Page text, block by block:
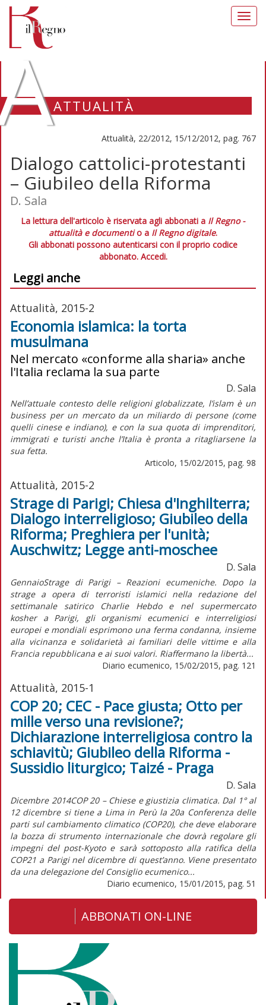
ATTUALITÀ
Attualità, 22/2012, 15/12/2012, pag. 767
Dialogo cattolici-protestanti
– Giubileo della Riforma
D. Sala
La lettura dell'articolo è riservata agli abbonati a Il Regno -
attualità e documentio a Il Regno digitale.
Gli abbonati possono autenticarsi con il proprio codice
abbonato. Accedi.
Leggi anche
Attualità, 2015-2
Economia islamica: la torta
musulmana
Nel mercato «conforme alla sharia» anche
l'Italia reclama la sua parte
D. Sala
Nell’attuale contesto delle religioni globalizzate, l’islam è un
business per un mercato da un miliardo di persone (come
quelli cinese e indiano), e con la sua quota di imprenditori,
immigrati e turisti anche l’Italia è pronta a ritagliarsene la
sua fetta.
Articolo, 15/02/2015, pag. 98
Attualità, 2015-2
Strage di Parigi; Chiesa d'Inghilterra;
Dialogo interreligioso; Giubileo della
Riforma; Preghiera per l'unità;
Auschwitz; Legge anti-moschee
D. Sala
GennaioStrage di Parigi – Reazioni ecumeniche. Dopo la
strage a opera di terroristi islamici nella redazione del
settimanale satirico Charlie Hebdo e nel supermercato
kosher a Parigi, gli organismi ecumenici e interreligiosi
europei e mondiali esprimono una ferma condanna, insieme
alla vicinanza e solidarietà ai familiari delle vittime e alla
Francia repubblicana e ai suoi valori. Riaffermano la libertà...
Diario ecumenico, 15/02/2015, pag. 121
Attualità, 2015-1
COP 20; CEC - Pace giusta; Otto per
mille verso una revisione?;
Dichiarazione interreligiosa contro la
schiavitù; Giubileo della Riforma -
Sussidio liturgico; Taizé - Praga
D. Sala
Dicembre 2014COP 20 – Chiese e giustizia climatica. Dal 1° al
12 dicembre si tiene a Lima in Perù la 20a Conferenza delle
parti sul cambiamento climatico (COP20), che deve elaborare
la bozza di strumento internazionale che dovrà regolare gli
impegni del post-Kyoto e sarà sottoposto alla ratifica della
COP21 a Parigi nel dicembre di quest’anno. Viene presentato
da una delegazione del Consiglio ecumenico...
Diario ecumenico, 15/01/2015, pag. 51
ABBONATI ON-LINE